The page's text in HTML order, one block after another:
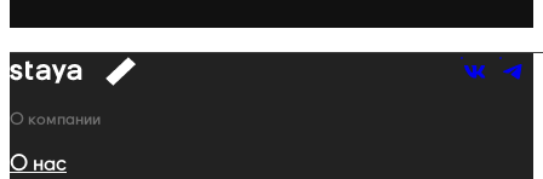
к
Навигация
О компании
О нас